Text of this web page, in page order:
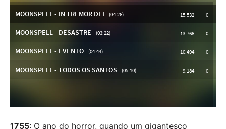
1755: O ano do horror, quando um gigantesco